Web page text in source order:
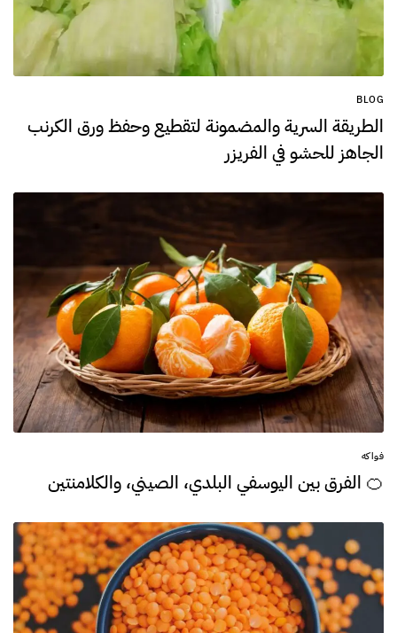
BLOG
الطريقة السرية والمضمونة لتقطيع وحفظ ورق الكرنب
الجاهز للحشو في الفريزر
فواكه
🍊 الفرق بين اليوسفي البلدي، الصيني، والكلامنتين